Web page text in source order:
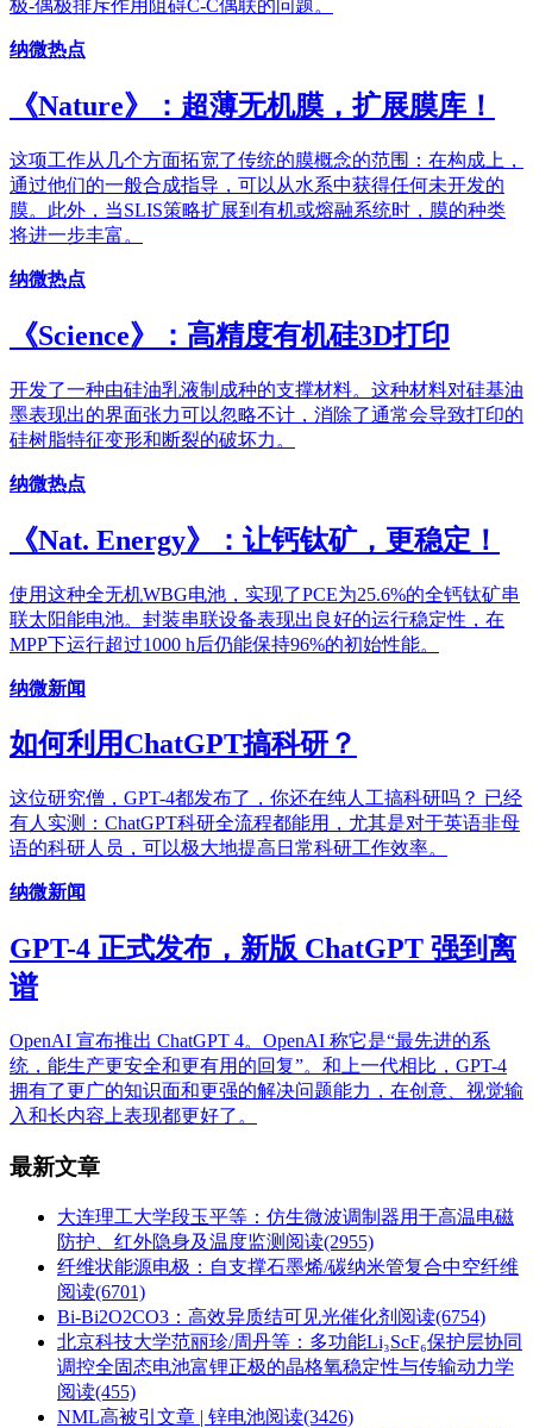
极-偶极排斥作用阻碍C-C偶联的问题。
纳微热点
《Nature》：超薄无机膜，扩展膜库！
这项工作从几个方面拓宽了传统的膜概念的范围：在构成上，
通过他们的一般合成指导，可以从水系中获得任何未开发的
膜。此外，当SLIS策略扩展到有机或熔融系统时，膜的种类
将进一步丰富。
纳微热点
《Science》：高精度有机硅3D打印
开发了一种由硅油乳液制成种的支撑材料。这种材料对硅基油
墨表现出的界面张力可以忽略不计，消除了通常会导致打印的
硅树脂特征变形和断裂的破坏力。
纳微热点
《Nat. Energy》：让钙钛矿，更稳定！
使用这种全无机WBG电池，实现了PCE为25.6%的全钙钛矿串
联太阳能电池。封装串联设备表现出良好的运行稳定性，在
MPP下运行超过1000 h后仍能保持96%的初始性能。
纳微新闻
如何利用ChatGPT搞科研？
这位研究僧，GPT-4都发布了，你还在纯人工搞科研吗？ 已经
有人实测：ChatGPT科研全流程都能用，尤其是对于英语非母
语的科研人员，可以极大地提高日常科研工作效率。
纳微新闻
GPT-4 正式发布，新版 ChatGPT 强到离
谱
OpenAI 宣布推出 ChatGPT 4。OpenAI 称它是“最先进的系
统，能生产更安全和更有用的回复”。和上一代相比，GPT-4
拥有了更广的知识面和更强的解决问题能力，在创意、视觉输
入和长内容上表现都更好了。
最新文章
大连理工大学段玉平等：仿生微波调制器用于高温电磁
防护、红外隐身及温度监测 阅读(2955)
纤维状能源电极：自支撑石墨烯/碳纳米管复合中空纤维
阅读(6701)
Bi-Bi2O2CO3：高效异质结可见光催化剂 阅读(6754)
北京科技大学范丽珍/周丹等：多功能Li₃ScF₆保护层协同
调控全固态电池富锂正极的晶格氧稳定性与传输动力学
阅读(455)
NML高被引文章 | 锌电池阅读(3426)